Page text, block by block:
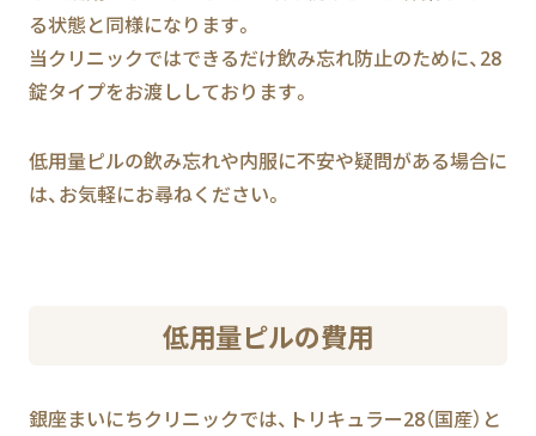
る状態と同様になります。
当クリニックではできるだけ飲み忘れ防止のために、28
錠タイプをお渡ししております。
低用量ピルの飲み忘れや内服に不安や疑問がある場合に
は、お気軽にお尋ねください。
低用量ピルの費用
銀座まいにちクリニックでは、トリキュラー28（国産）と